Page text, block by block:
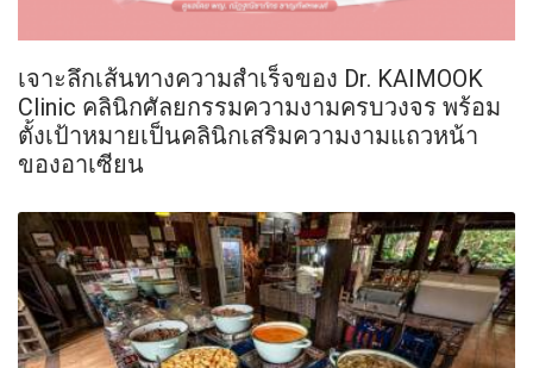
เจาะลึกเส้นทางความสำเร็จของ Dr. KAIMOOK
Clinic คลินิกศัลยกรรมความงามครบวงจร พร้อม
ตั้งเป้าหมายเป็นคลินิกเสริมความงามแถวหน้า
ของอาเซียน